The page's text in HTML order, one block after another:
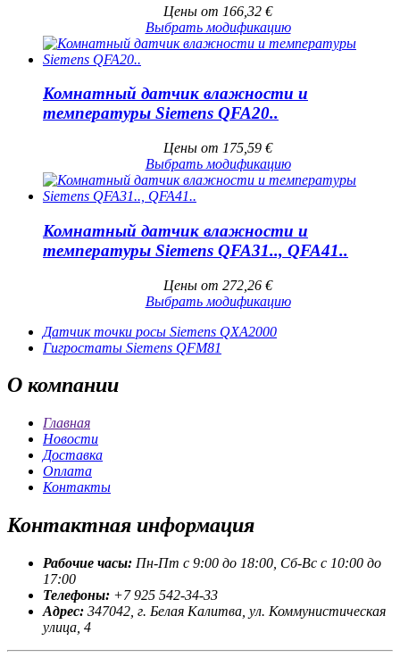
Цены от 166,32 €
Выбрать модификацию
Комнатный датчик влажности и
температуры Siemens QFA20..
Цены от 175,59 €
Выбрать модификацию
Комнатный датчик влажности и
температуры Siemens QFA31.., QFA41..
Цены от 272,26 €
Выбрать модификацию
Датчик точки росы Siemens QXA2000
Гигростаты Siemens QFM81
О компании
Главная
Новости
Доставка
Оплата
Контакты
Контактная информация
Рабочие часы: Пн-Пт с 9:00 до 18:00, Сб-Вс с 10:00 до
17:00
Телефоны: +7 925 542-34-33
Адрес: 347042, г. Белая Калитва, ул. Коммунистическая
улица, 4